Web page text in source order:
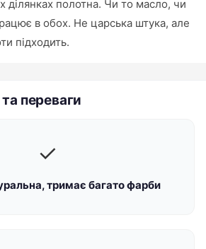
ділянках полотна. Чи то масло, чи
в обох. Не царська штука, але
підходить.
переваги
✓
тримає багато фарби